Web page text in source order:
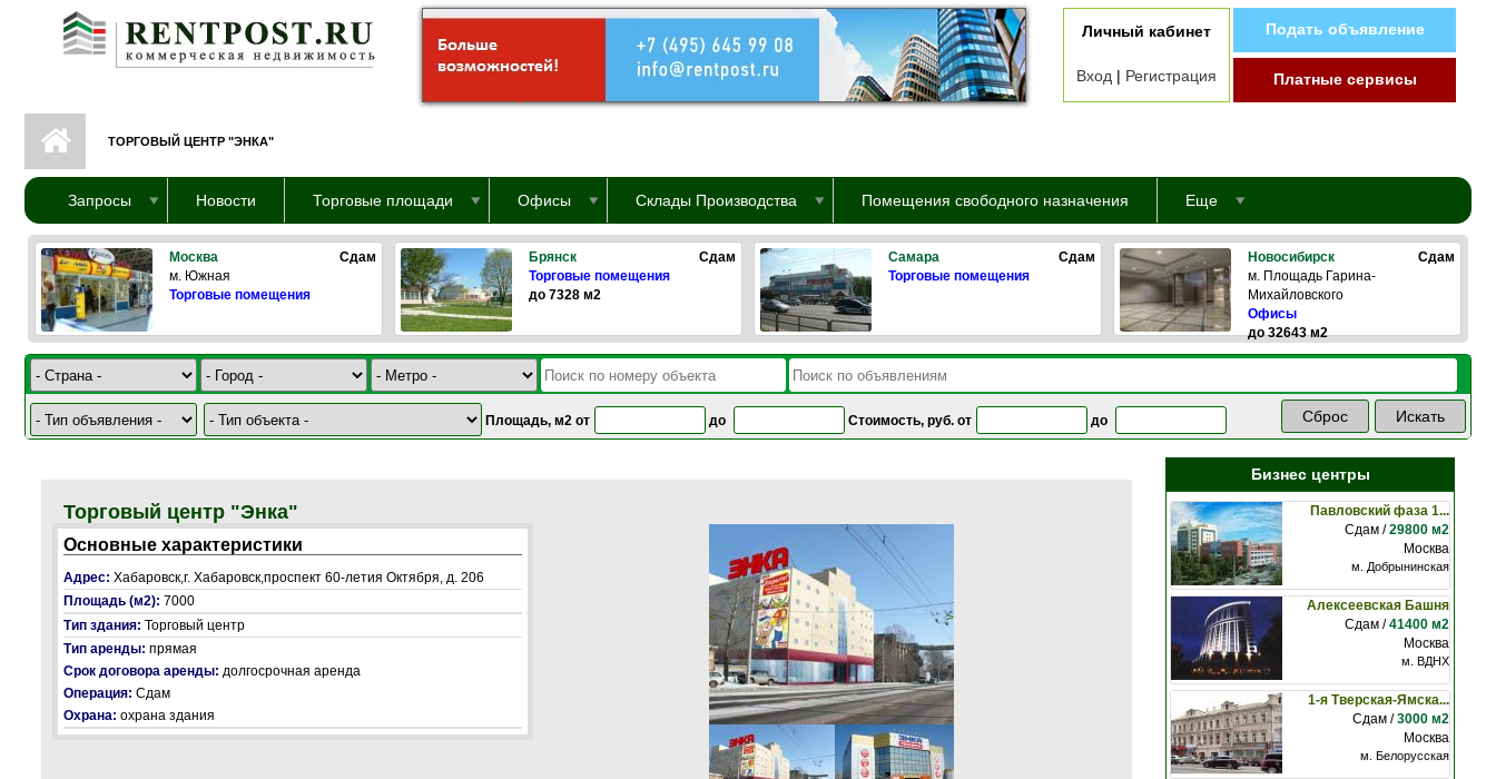
Перейти к основному содержанию
Личный кабинет
Вход | Регистрация
Подать объявление
Платные сервисы
ТОРГОВЫЙ ЦЕНТР "ЭНКА"
Запросы Новости Торговые площади Офисы Склады Производства Помещения свободного назначения Еще
Москва
Сдам
м. Южная
Торговые помещения
Брянск
Сдам
Торговые помещения
до 7328 м2
Самара
Сдам
Торговые помещения
Новосибирск
Сдам
м. Площадь Гарина-
Михайловского
Офисы
до 32643 м2
Площадь, м2 от до Стоимость, руб. от до
< >
Торговый центр "Энка"
Основные характеристики
Адрес: Хабаровск,г. Хабаровск,проспект 60-летия Октября, д. 206
Площадь (м2): 7000
Тип здания: Торговый центр
Тип аренды: прямая
Срок договора аренды: долгосрочная аренда
Операция: Сдам
Охрана: охрана здания
Бизнес центры
Павловский фаза 1...
Сдам /29800 м2
Москва
м. Добрынинская
Алексеевская Башня
Сдам /41400 м2
Москва
м. ВДНХ
1-я Тверская-Ямска...
Сдам /3000 м2
Москва
м. Белорусская